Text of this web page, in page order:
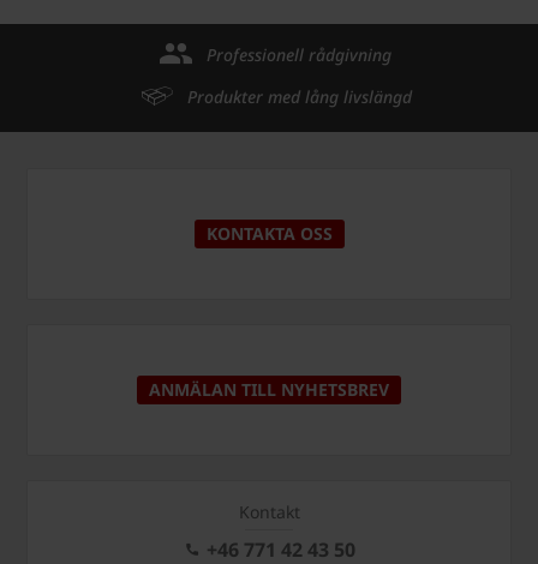
Professionell rådgivning
Produkter med lång livslängd
KONTAKTA OSS
ANMÄLAN TILL NYHETSBREV
Kontakt
+46 771 42 43 50